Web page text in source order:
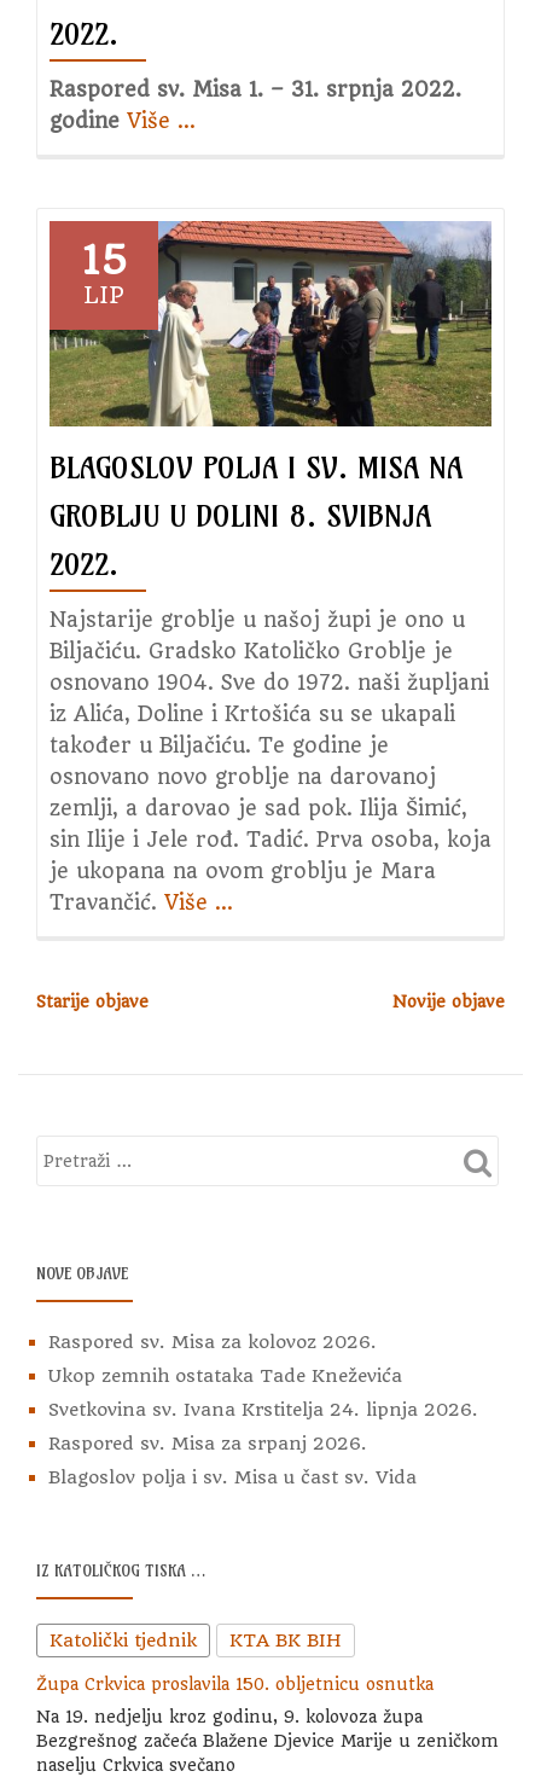
2022.
Raspored sv. Misa 1. – 31. srpnja 2022.
godine Više about
za
srpanj
2022.
…
15
LIP
BLAGOSLOV POLJA I SV. MISA NA
GROBLJU U DOLINI 8. SVIBNJA
2022.
Najstarije groblje u našoj župi je ono u
Biljačiću. Gradsko Katoličko Groblje je
osnovano 1904. Sve do 1972. naši župljani
iz Alića, Doline i Krtošića su se ukapali
također u Biljačiću. Te godine je
osnovano novo groblje na darovanoj
zemlji, a darovao je sad pok. Ilija Šimić,
sin Ilije i Jele rođ. Tadić. Prva osoba, koja
je ukopana na ovom groblju je Mara
Travančić. Više about
Dolini
…
G
A
A
B
J
A
V
Starije objave Novije objave
NOVE OBJAVE
Raspored sv. Misa za kolovoz 2026.
Ukop zemnih ostataka Tade Kneževića
Svetkovina sv. Ivana Krstitelja 24. lipnja 2026.
Raspored sv. Misa za srpanj 2026.
Blagoslov polja i sv. Misa u čast sv. Vida
IZ KATOLIČKOG TISKA …
Katolički tjednik KTA BK BIH
Župa Crkvica proslavila 150. obljetnicu osnutka
Na 19. nedjelju kroz godinu, 9. kolovoza župa
Bezgrešnog začeća Blažene Djevice Marije u zeničkom
naselju Crkvica svečano